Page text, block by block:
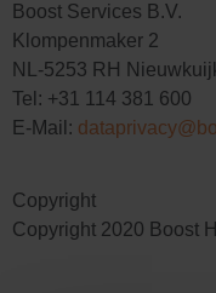
Boost Services B.V.
Klompenmaker 2
NL-5253 RH
Tel: +31 114 381 600
E-Mail:
Copyright
Copyright 2020 Boost